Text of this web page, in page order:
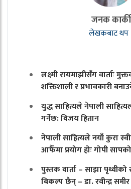
जनक कार्की
लेखकबाट थप
लक्ष्मी रायमाझीसँग वार्ताः
शक्तिशाली र प्रभावकारी
युद्ध साहित्यले नेपाली
गर्नेछ: विजय हितान
नेपाली साहित्यले नयाँ कुरा
आफैँमा प्रयोग होः गोपी
पुस्तक वार्ता – साझा पृथ्वीको
बिकल्प छैन् – डा. रवीन्द्र समीर